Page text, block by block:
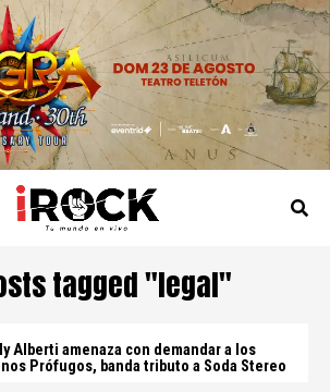
tagged "legal"
Alberti amenaza con demandar a los
Prófugos, banda tributo a Soda Stereo